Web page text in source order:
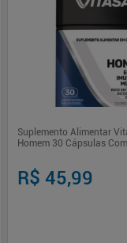
Suplemento Alimentar
Homem 30 Cápsulas
R$ 45,99